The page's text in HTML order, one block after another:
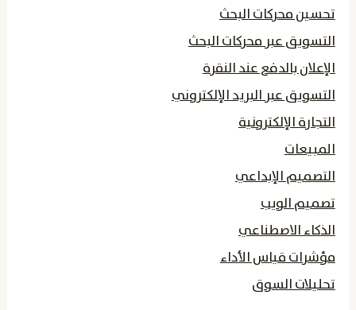
تحسين محركات البحث
التسويق عبر محركات البحث
الإعلان بالدفع عند النقرة
التسويق عبر البريد الإلكتروني
التجارة الإلكترونية
المبيعات
التصميم الإبداعي
تصميم الويب
الذكاء الاصطناعي
مؤشرات قياس الأداء
تحليلات السوق